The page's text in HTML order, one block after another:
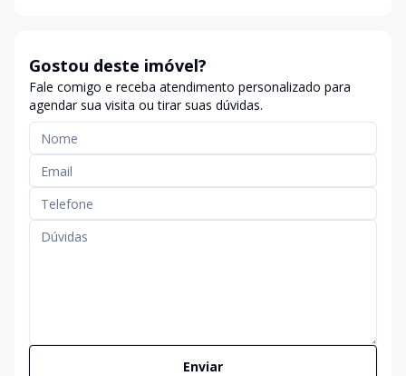
Gostou deste imóvel?
Fale comigo e receba atendimento personalizado para
agendar sua visita ou tirar suas dúvidas.
Enviar